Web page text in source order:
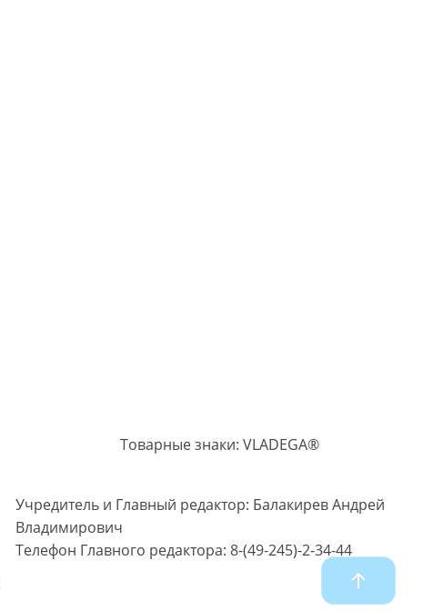
Товарные знаки: VLADEGA®
Учредитель и Главный редактор: Балакирев Андрей
Владимирович
Телефон Главного редактора: 8-(49-245)-2-34-44